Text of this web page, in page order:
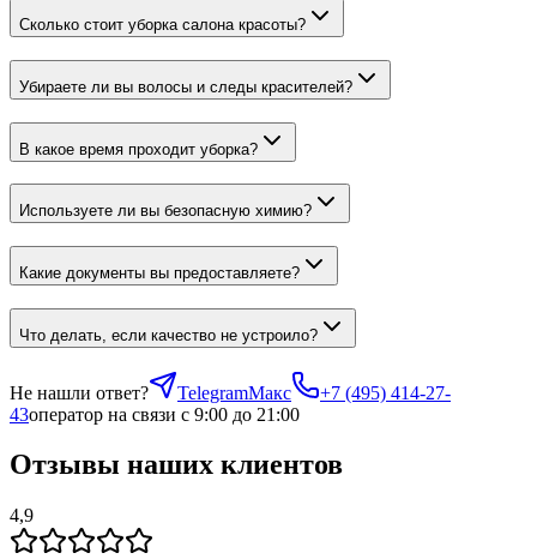
Сколько стоит уборка салона красоты?
Убираете ли вы волосы и следы красителей?
В какое время проходит уборка?
Используете ли вы безопасную химию?
Какие документы вы предоставляете?
Что делать, если качество не устроило?
Не нашли ответ? TelegramМакс
+7 (495) 414-27-
43оператор на связи с 9:00 до 21:00
Отзывы наших клиентов
4,9